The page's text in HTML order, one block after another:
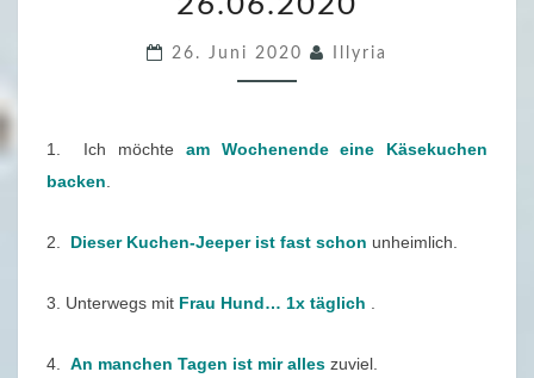
2
A
Ü
26. Juni 2020 Illyria
1. Ich möchte am Wochenende eine Käsekuchen
backen
2. Dieser Kuchen-Jeeper ist fast schon unheimlich.
3. Unterwegs mit Frau Hund… 1x täglich
4. An manchen Tagen ist mir alles zuviel.